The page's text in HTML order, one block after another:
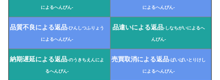
によるへんぴん- によるへんぴん-
品質不良による返品-ひんしつふりょう
によるへんぴん-
品違いによる返品-しなちがいによるへ
んぴん-
納期遅延による返品-のうきちえんによ
るへんぴん-
売買取消による返品-ばいばいとりけし
によるへんぴん-